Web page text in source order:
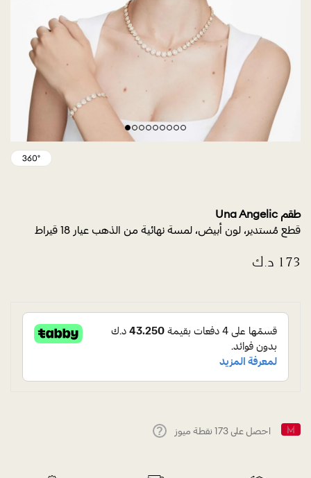
طقم Una Angelic
قطع مُستدير، لون أبيض، لمسة نهائية من الذهب عيار 18 قيراط
احصل على 173 نقطة ميوز